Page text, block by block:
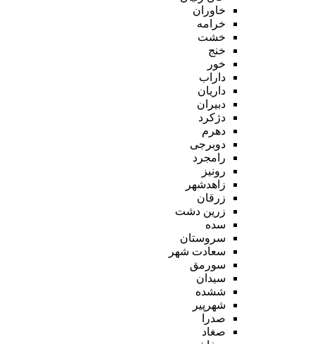
خاوران
خرامه
خشت
خنج
خور
داراب
داریان
دبیران
دژکرد
دهرم
دوبرجی
رامجرد
رونیز
زاهدشهر
زرقان
زرین دشت
سده
سروستان
سعادت شهر
سورمق
سیدان
ششده
شهرپیر
صدرا
صغاد